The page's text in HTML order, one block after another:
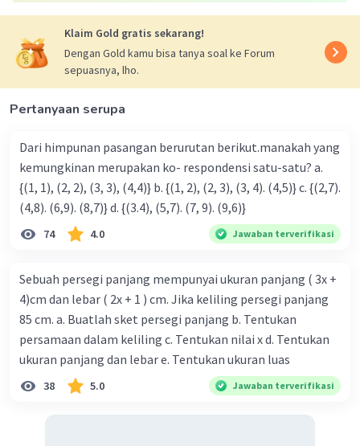
Klaim Gold gratis sekarang!
Dengan Gold kamu bisa tanya soal ke Forum
sepuasnya, lho.
Pertanyaan serupa
Dari himpunan pasangan berurutan berikut.manakah yang
kemungkinan merupakan ko- respondensi satu-satu? a.
{(1, 1), (2, 2), (3, 3), (4,4)} b. {(1, 2), (2, 3), (3, 4). (4,5)} c. {(2,7).
(4,8). (6,9). (8,7)} d. {(3.4), (5,7). (7, 9). (9,6)}
74 4.0 Jawaban terverifikasi
Sebuah persegi panjang mempunyai ukuran panjang ( 3x +
4)cm dan lebar ( 2x + 1 ) cm. Jika keliling persegi panjang
85 cm. a. Buatlah sket persegi panjang b. Tentukan
persamaan dalam keliling c. Tentukan nilai x d. Tentukan
ukuran panjang dan lebar e. Tentukan ukuran luas
38 5.0 Jawaban terverifikasi